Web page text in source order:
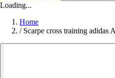
Loading...
Home
/ Scarpe cross training adidas